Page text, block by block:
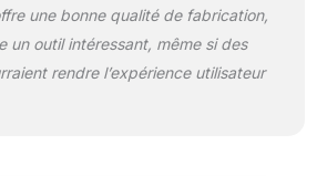
unique traditionnelles
pour une expérience
d'application
professionnelle. Support
une bonne qualité de fabrication,
un outil intéressant, même si des
rendre l’expérience utilisateur